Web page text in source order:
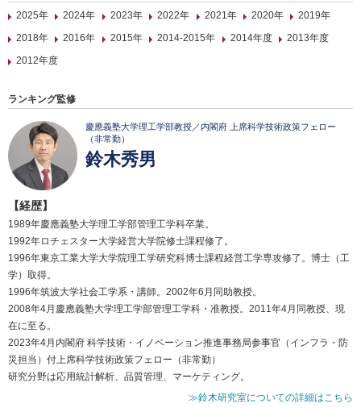
2025年
2024年 2023年 2022年 2021年 2020年
2019年
2018年
2016年 2015年 2014-2015年 2014年度
2013年度
2012年度
ランキング監修
慶應義塾大学理工学部教授／内閣府 上席科学技術政策フェロー
（非常勤）
鈴木秀男
【経歴】
1989年慶應義塾大学理工学部管理工学科卒業。
1992年ロチェスター大学経営大学院修士課程修了。
1996年東京工業大学大学院理工学研究科博士課程経営工学専攻修了。博士（工
学）取得。
1996年筑波大学社会工学系・講師。2002年6月同助教授。
2008年4月慶應義塾大学理工学部管理工学科・准教授。2011年4月同教授、現
在に至る。
2023年4月内閣府 科学技術・イノベーション推進事務局参事官（インフラ・防
災担当）付上席科学技術政策フェロー（非常勤）
研究分野は応用統計解析、品質管理、マーケティング。
≫鈴木研究室についての詳細はこちら